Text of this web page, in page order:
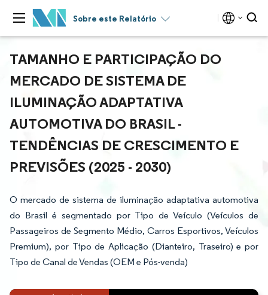
Sobre este Relatório
TAMANHO E PARTICIPAÇÃO DO
MERCADO DE SISTEMA DE
ILUMINAÇÃO ADAPTATIVA
AUTOMOTIVA DO BRASIL -
TENDÊNCIAS DE CRESCIMENTO E
PREVISÕES (2025 - 2030)
O mercado de sistema de iluminação adaptativa automotiva
do Brasil é segmentado por Tipo de Veículo (Veículos de
Passageiros de Segmento Médio, Carros Esportivos, Veículos
Premium), por Tipo de Aplicação (Dianteiro, Traseiro) e por
Tipo de Canal de Vendas (OEM e Pós-venda)